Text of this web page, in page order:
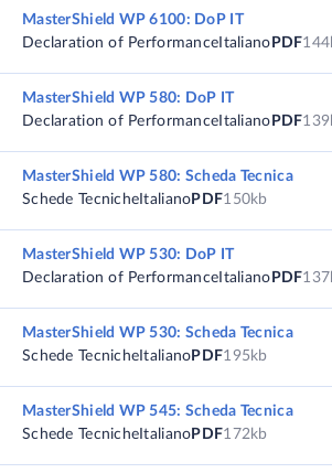
MasterShield WP 6100: DoP IT
Declaration of Performance Italiano PDF
MasterShield WP 580: DoP IT
Declaration of Performance Italiano PDF
MasterShield WP 580: Scheda Tecnica
Schede Tecniche Italiano PDF150kb
MasterShield WP 530: DoP IT
Declaration of Performance Italiano PDF
MasterShield WP 530: Scheda Tecnica
Schede Tecniche Italiano PDF195kb
MasterShield WP 545: Scheda Tecnica
Schede Tecniche Italiano PDF172kb